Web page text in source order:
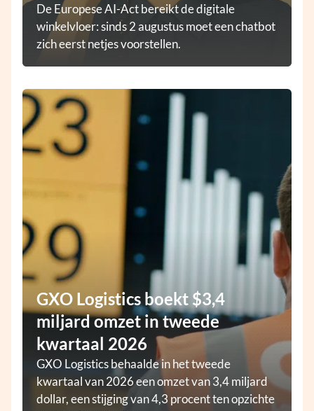
De Europese AI-Act bereikt de digitale
winkelvloer: sinds 2 augustus moet een chatbot
zich eerst netjes voorstellen.
GXO Logistics boekt $3,4
miljard omzet in tweede
kwartaal 2026
GXO Logistics behaalde in het tweede
kwartaal van 2026 een omzet van 3,4 miljard
dollar, een stijging van 4,3 procent ten opzichte